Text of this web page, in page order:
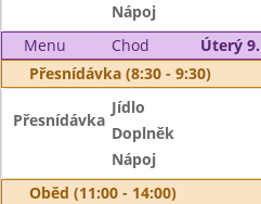
Nápoj
Menu
Chod
Úterý
Přesnídávka (8:30 - 9:30)
Přesnídávka
Jídlo
Doplněk
Nápoj
Oběd (11:00 - 14:00)